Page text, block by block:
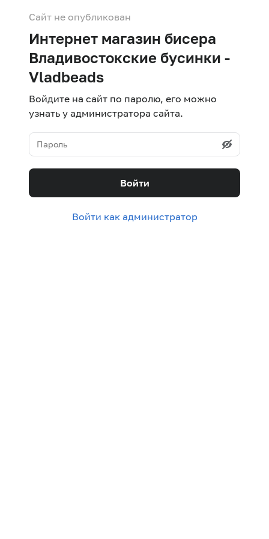
Сайт не опубликован
Интернет магазин бисера
Владивостокские бусинки -
Vladbeads
Войдите на сайт по паролю, его можно
узнать у администратора сайта.
Войти
Войти как администратор